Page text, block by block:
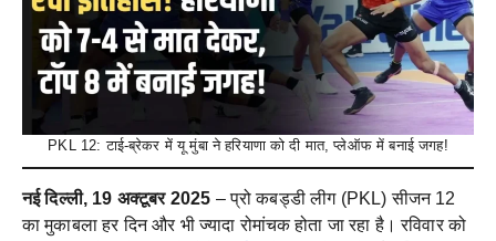
PKL 12: टाई-ब्रेकर में यू मुंबा ने हरियाणा को दी मात, प्लेऑफ में बनाई जगह!
नई दिल्ली, 19 अक्टूबर 2025 – प्रो कबड्डी लीग (PKL) सीजन 12
का मुकाबला हर दिन और भी ज्यादा रोमांचक होता जा रहा है। रविवार को